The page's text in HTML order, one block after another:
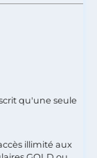
qu'une seule
illimité aux